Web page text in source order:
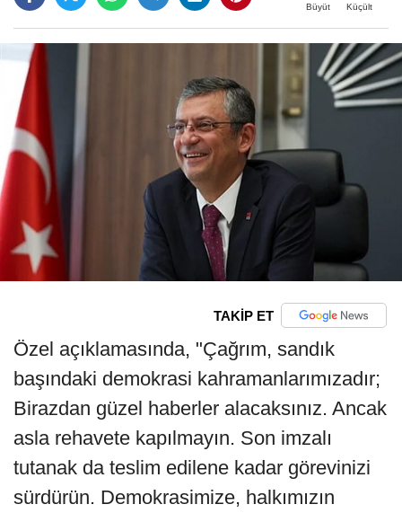
Büyüt Küçült
TAKİP ET
Özel açıklamasında, "Çağrım, sandık
başındaki demokrasi kahramanlarımızadır;
Birazdan güzel haberler alacaksınız. Ancak
asla rehavete kapılmayın. Son imzalı
tutanak da teslim edilene kadar görevinizi
sürdürün. Demokrasimize, halkımızın